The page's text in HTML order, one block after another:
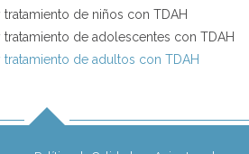
de niños con TDAH
de adolescentes con TDAH
de adultos con TDAH